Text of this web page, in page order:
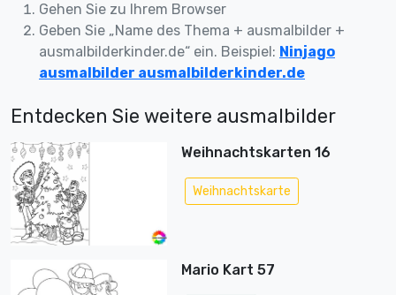
Gehen Sie zu Ihrem Browser
Geben Sie „Name des Thema + ausmalbilder +
ausmalbilderkinder.de“ ein. Beispiel: Ninjago
ausmalbilder ausmalbilderkinder.de
Entdecken Sie weitere ausmalbilder
Weihnachtskarten 16
Weihnachtskarte
Mario Kart 57